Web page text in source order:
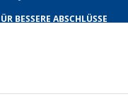
BESSERE ABSCHLÜSSE